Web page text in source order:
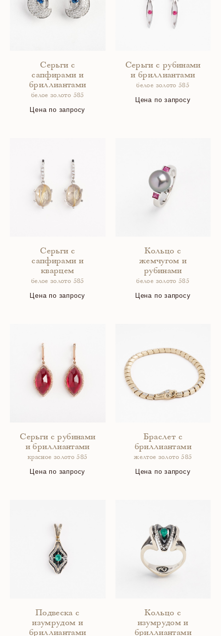
Серьги с
сапфирами и
бриллиантами
белое золото 585
Цена по запросу
Серьги с рубинами
и бриллиантами
белое золото 585
Цена по запросу
Серьги с
сапфирами и
кварцем
белое золото 585
Цена по запросу
Кольцо с
жемчугом и
рубинами
белое золото 585
Цена по запросу
Серьги с рубинами
и бриллиантами
красное золото 585
Цена по запросу
Браслет с
бриллиантами
желтое золото 585
Цена по запросу
Подвеска с
изумрудом и
бриллиантами
Кольцо с
изумрудом и
бриллиантами